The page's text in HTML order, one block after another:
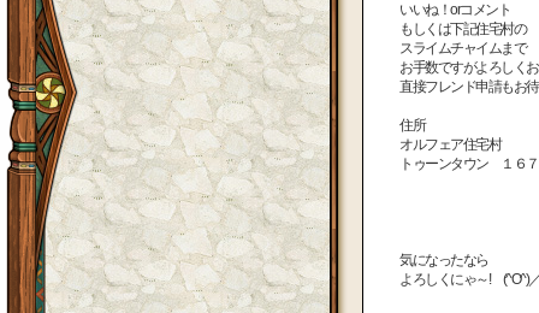
いいね！orコメント
もしくは下記住宅村の
スライムチャイムまで
お手数ですがよろしく
直接フレンド申請もお
住所
オルフェア住宅村
トゥーンタウン １６
気になったなら
よろしくにゃ～! (^O^)